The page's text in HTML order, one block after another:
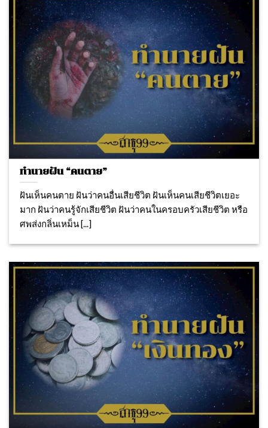
ทำนายฝัน “คนตาย”
ฝันเห็นคนตาย ฝันว่าคนอื่นเสียชีวิต ฝันเห็นคนเสียชีวิตเยอะ
มาก ฝันว่าคนรู้จักเสียชีวิต ฝันว่าคนในครอบครัวเสียชีวิต หรือ
ศพส่งกลิ่นเหม็น [...]